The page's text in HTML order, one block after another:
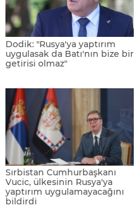
Dodik: "Rusya'ya yaptırım
uygulasak da Batı'nın bize bir
getirisi olmaz"
Sırbistan Cumhurbaşkanı
Vucic, ülkesinin Rusya'ya
yaptırım uygulamayacağını
bildirdi